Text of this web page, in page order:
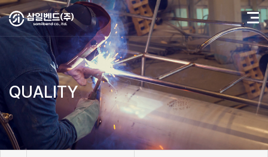
QUALITY